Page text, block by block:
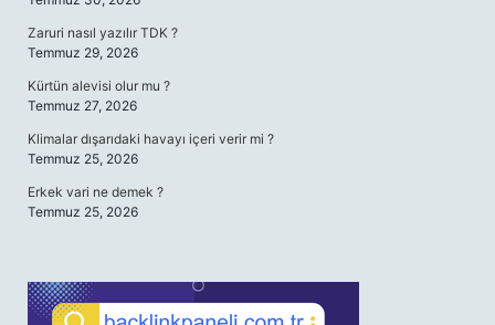
Zaruri nasıl yazılır TDK ?
Temmuz 29, 2026
Kürtün alevisi olur mu ?
Temmuz 27, 2026
Klimalar dışarıdaki havayı içeri verir mi ?
Temmuz 25, 2026
Erkek vari ne demek ?
Temmuz 25, 2026